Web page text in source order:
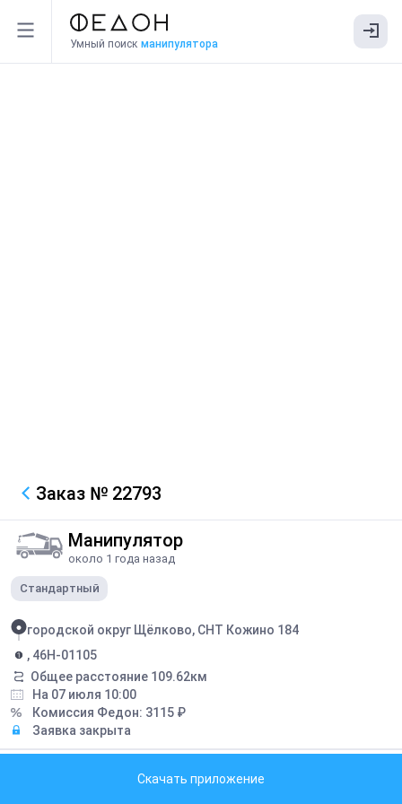
Умный поиск манипулятора
Заказ № 22793
Манипулятор
около 1 года назад
Стандартный
городской округ Щёлково, СНТ Кожино 184
, 46Н-01105
Общее расстояние 109.62км
На 07 июля 10:00
Комиссия Федон: 3115 ₽
Заявка закрыта
Скачать приложение